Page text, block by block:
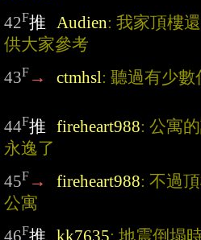
42F推 Audien: 我家頂樓
供大家參考
43F → ctmhsl: 聽過有少
44F推 fireheart988: 公寓
永逸了
45F → fireheart988: 不過
公寓
46F推 kk7635: 地震倒塌